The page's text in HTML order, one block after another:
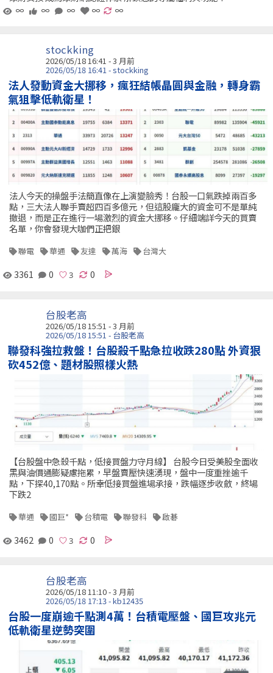
∞
∞ ∞ ∞ ∞
stockking
2026/05/18 16:41 - 3 月前
2026/05/18 16:41 - stockking
法人發動資金大挪移，瘋狂結帳晶圓與金融，轉身霸
氣狙擊低軌衛星！
法人今天的操盤手法簡直像在上演變臉秀！台股一口氣跌掉兩百多
點，三大法人聯手賣超四百多億元，但這股龐大的資金可不是單純
撤退，而是正在進行一場激烈的資金大挪移。仔細端詳今天的買賣
名單，你會發現大咖們正把銀
聯電 華通 友達 萬海 台灣大
3361 0 0
台股老高
2026/05/18 15:51 - 3 月前
2026/05/18 15:51 - 台股老高
聯發科強拉救盤！台股殺千點急拉收跌280點 外資狠
砍452億、題材股照樣火熱
【台股盤中急殺千點，低接買盤力守月線】 台股今日受美股全面收
黑與油價通膨疑慮拖累，早盤賣壓快速湧現，盤中一度重挫逾千
點，下探40,170點。所幸低接買盤進場承接，跌幅逐步收斂，終場
下跌2
華通 國巨* 台積電 聯發科 啟碁
3462 0 0
台股老高
2026/05/18 11:10 - 3 月前
2026/05/18 17:13 - kb12435
台股一度崩逾千點測4萬！台積電壓盤、國巨攻兆元
低軌衛星逆勢突圍